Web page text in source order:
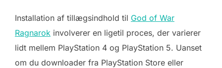
Installation af tillægsindhold til God of War
Ragnarok involverer en ligetil proces, der varierer
lidt mellem PlayStation 4 og PlayStation 5. Uanset
om du downloader fra PlayStation Store eller